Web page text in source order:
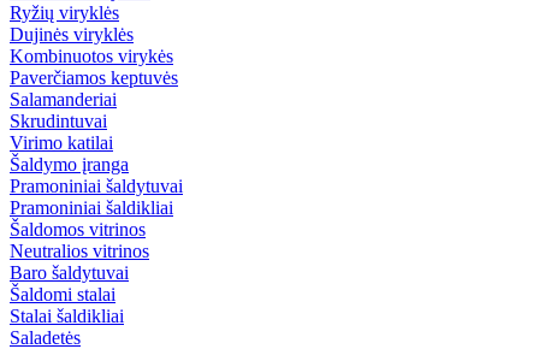
Ryžių viryklės
Dujinės viryklės
Kombinuotos virykės
Paverčiamos keptuvės
Salamanderiai
Skrudintuvai
Virimo katilai
Šaldymo įranga
Pramoniniai šaldytuvai
Pramoniniai šaldikliai
Šaldomos vitrinos
Neutralios vitrinos
Baro šaldytuvai
Šaldomi stalai
Stalai šaldikliai
Saladetės